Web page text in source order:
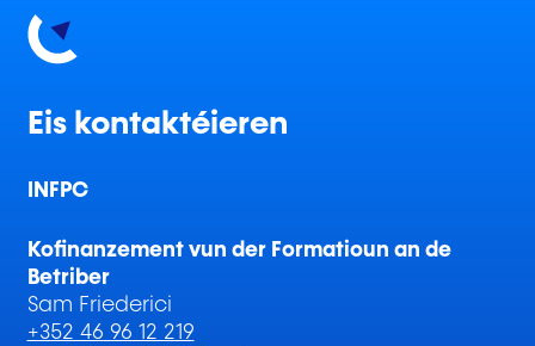
Eis kontaktéieren
INFPC
Kofinanzement vun der Formatioun an de
Betriber
Sam Friederici
+352 46 96 12 219